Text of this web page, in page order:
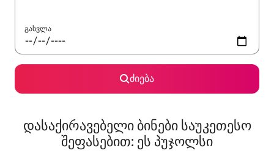
გასვლა
ძიება
დასაქირავებელი ბინები საუკეთესო
შეფასებით: ეს პუჯოლსი